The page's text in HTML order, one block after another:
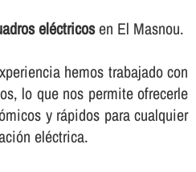
eléctricosen El Masnou.
hemos trabajado con
lo que nos permite ofrecerle
y rápidos para cualquier
eléctrica.